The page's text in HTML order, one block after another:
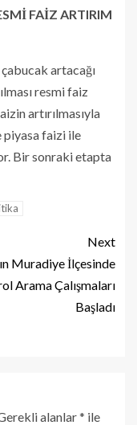
FAİZ ARTIRIM
artacağı
resmi faiz
artırılmasıyla
piyasa faizi ile
Bir sonraki etapta
Next
Muradiye İlçesinde
Arama Çalışmaları
Başladı
alanlar* ile